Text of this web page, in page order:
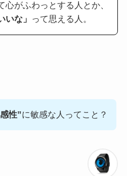
心がふわっとする人とか、
いな」 って思える人。
性”に敏感な人ってこと？